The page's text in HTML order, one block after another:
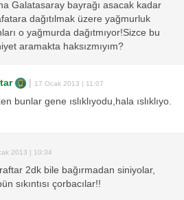
Galatasaray bayrağı asacak kadar
dağıtılmak üzere yağmurluk
o yağmurda dağıtmıyor!Sizce bu
aramakta haksızmıyım?
| 17 Ocak 2013 | 11:07
bunlar gene ıslıklıyodu,hala ıslıklıyo.
2013 | 10:34
2dk bile bağırmadan siniyolar,
sıkıntısı çorbacılar!!